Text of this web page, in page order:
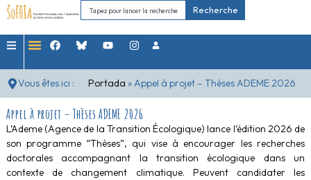
Recherche
Vous êtes ici : Portada »Appel à projet – Thèses ADEME 2026
Appel à projet – Thèses ADEME 2026
L’Ademe (Agence de la Transition Écologique) lance l’édition 2026 de
son programme “Thèses”, qui vise à encourager les recherches
doctorales accompagnant la transition écologique dans un
contexte de changement climatique. Peuvent candidater les